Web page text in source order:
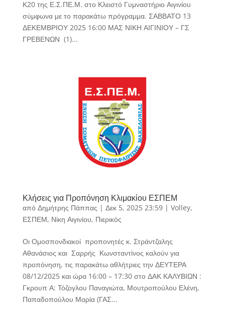
Κ20 της Ε.Σ.ΠΕ.Μ. στο Κλειστό Γυμναστήριο Αιγινίου
σύμφωνα με το παρακάτω πρόγραμμα. ΣΑΒΒΑΤΟ 13
ΔΕΚΕΜΒΡΙΟΥ 2025 16:00 ΜΑΣ ΝΙΚΗ ΑΙΓΙΝΙΟΥ – ΓΣ
ΓΡΕΒΕΝΩΝ (1)...
Κλήσεις για Προπόνηση Κλιμακίου ΕΣΠΕΜ
από Δημήτρης Πάππας | Δεκ 5, 2025 23:59| Volley,
ΕΣΠΕΜ, Νίκη Αιγινίου, Πιερικός
Οι Ομοσπονδιακοί προπονητές κ. Στράντζαλης
Αθανάσιος και Σαρρής Κωνσταντίνος καλούν για
προπόνηση, τις παρακάτω αθλήτριες την ΔΕΥΤΕΡΑ
08/12/2025 και ώρα 16:00 – 17:30 στο ΔΑΚ ΚΑΛΥΒΙΩΝ :
Γκρουπ Α: Τόζογλου Παναγιώτα, Μουτροπούλου Ελένη,
Παπαδοπούλου Μαρία (ΓΑΣ...